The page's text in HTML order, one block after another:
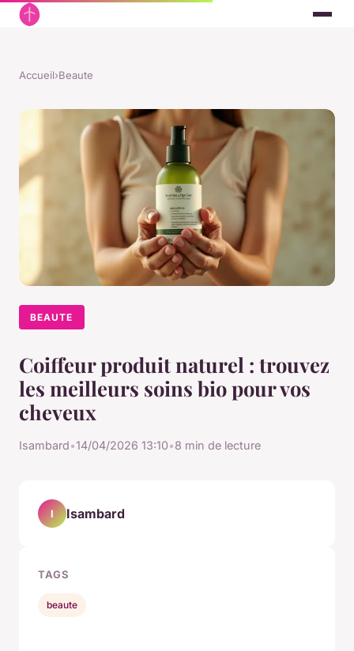
Accueil›Beaute
BEAUTE
Coiffeur produit naturel : trouvez
les meilleurs soins bio pour vos
cheveux
Isambard•14/04/2026 13:10•8 min de lecture
I Isambard
TAGS
beaute